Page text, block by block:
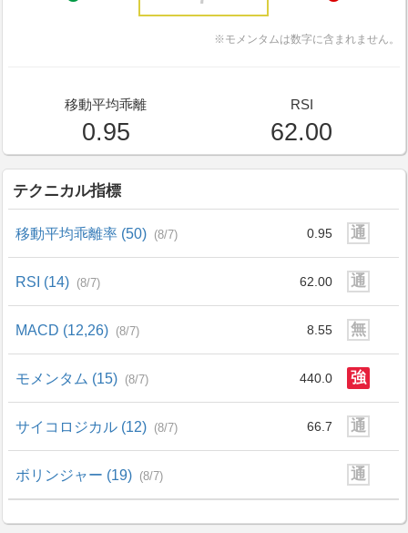
※モメンタムは数字に含まれません。
移動平均乖離
0.95
RSI
62.00
テクニカル指標
移動平均乖離率 (50) (8/7) 0.95 通
RSI (14) (8/7) 62.00 通
MACD (12,26) (8/7) 8.55 無
モメンタム (15) (8/7) 440.0 強
サイコロジカル (12) (8/7) 66.7 通
ボリンジャー (19) (8/7) 通